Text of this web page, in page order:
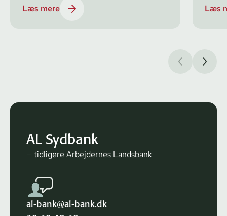
Læs mere Læs
AL Sydbank
— tidligere Arbejdernes Landsbank
al-bank@al-bank.dk